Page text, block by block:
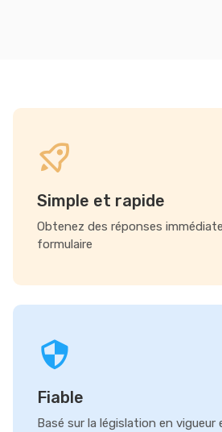
Simple et rapide
Obtenez des réponses
formulaire
Fiable
Basé sur la législation en vigueur